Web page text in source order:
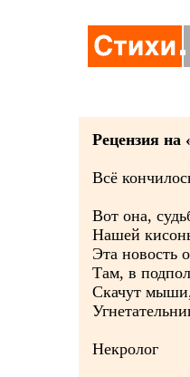
Рецензия на
Всё
Вот она,
Нашей
Эта новость
Там, в
Скачут
Некролог